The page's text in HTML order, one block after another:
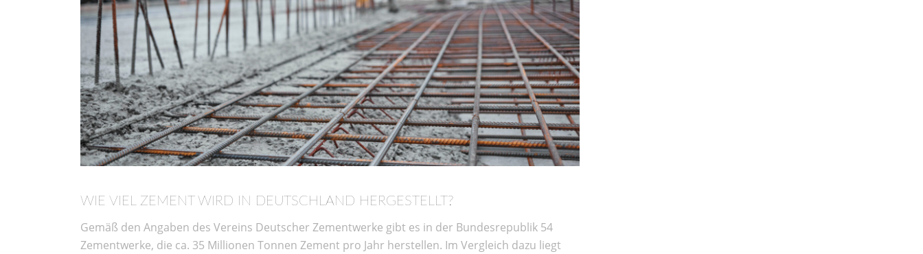
WIE VIEL ZEMENT WIRD IN DEUTSCHLAND HERGESTELLT?
Gemäß den Angaben des Vereins Deutscher Zementwerke gibt es in der Bundesrepublik 54
Zementwerke, die ca. 35 Millionen Tonnen Zement pro Jahr herstellen. Im Vergleich dazu liegt